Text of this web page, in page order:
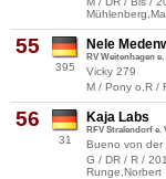
55
395
Nele
RV Weitenhagen e.
Vicky 279
M / Pony o.R /
56
31
Kaja Labs
RFV Stralendorf e.
Bueno von der
G / DR / R /
Runge,Norbert